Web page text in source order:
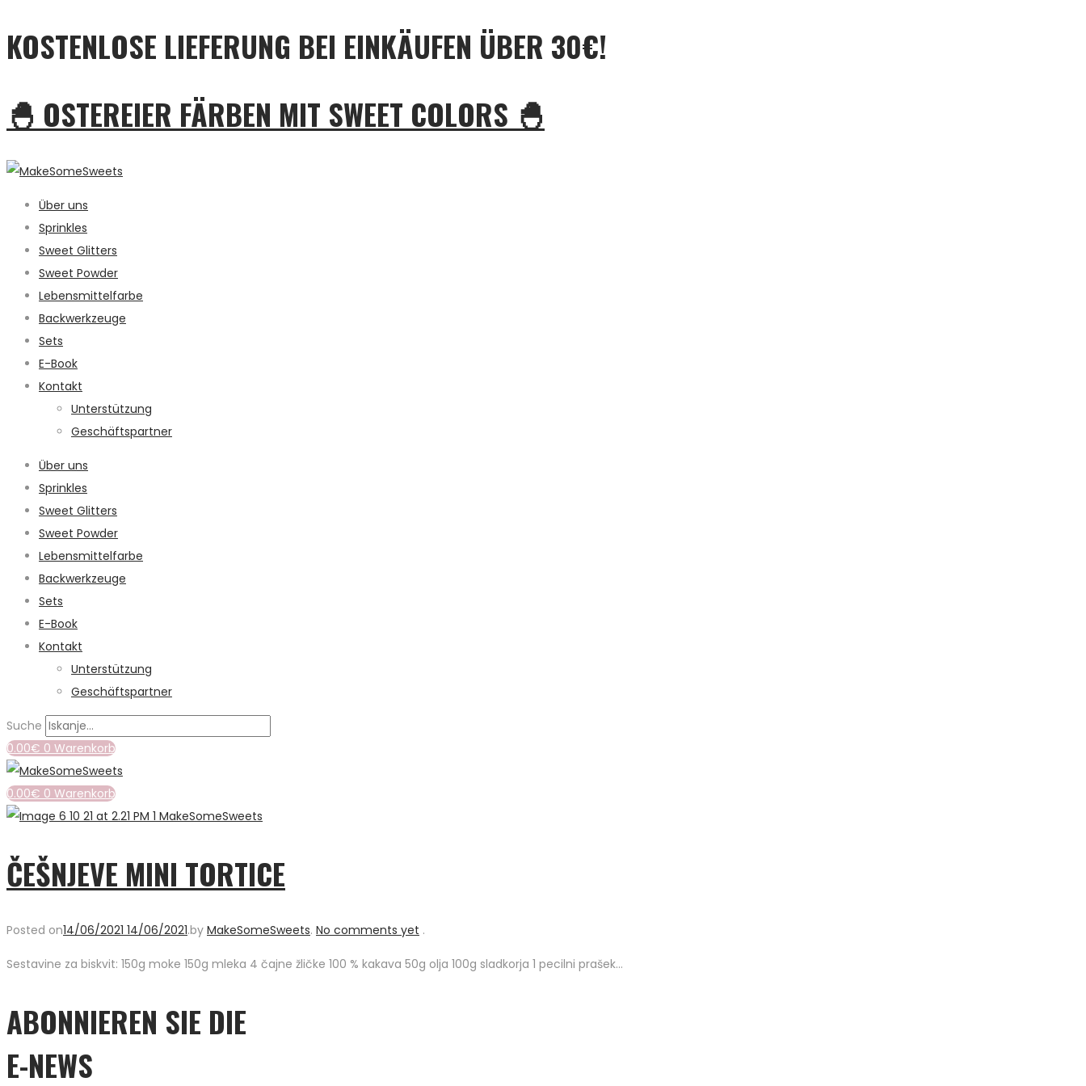
KOSTENLOSE LIEFERUNG BEI EINKÄUFEN ÜBER 30€!
🐣 OSTEREIER FÄRBEN MIT SWEET COLORS 🐣
Über uns
Sprinkles
Sweet Glitters
Sweet Powder
Lebensmittelfarbe
Backwerkzeuge
Sets
E-Book
Kontakt
Unterstützung
Geschäftspartner
Über uns
Sprinkles
Sweet Glitters
Sweet Powder
Lebensmittelfarbe
Backwerkzeuge
Sets
E-Book
Kontakt
Unterstützung
Geschäftspartner
Suche
0.00€ 0 Warenkorb
0.00€ 0 Warenkorb
ČEŠNJEVE MINI TORTICE
Posted on14/06/2021 14/06/2021.by MakeSomeSweets. No comments yet .
Sestavine za biskvit: 150g moke 150g mleka 4 čajne žličke 100 % kakava 50g olja 100g sladkorja 1 pecilni prašek…
ABONNIEREN SIE DIE
E-NEWS